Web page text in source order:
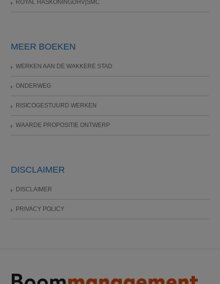
ROYAL HASKONINGDHV|SMC
MEER BOEKEN
WERKEN AAN DE WAKKERE STAD
ONDERWEG
RISICOGESTUURD WERKEN
WAARDE PROPOSITIE ONTWERP
DISCLAIMER
DISCLAIMER
PRIVACY POLICY